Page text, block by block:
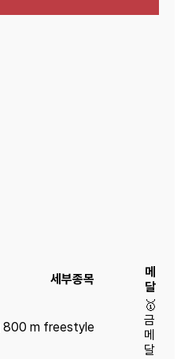
세부종목
메
달
800 m freestyle
🥇
금
메
달